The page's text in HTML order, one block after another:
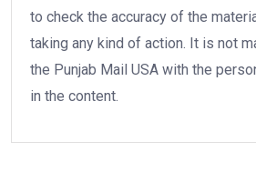
to check the accuracy of the
taking any kind of action. It is not
the Punjab Mail USA with the
in the content.